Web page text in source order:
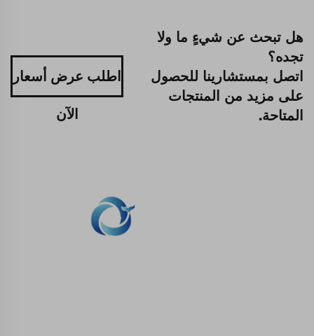
هل تبحث عن شيءٍ ما ولا
تجده؟
اتصل بمستشارينا للحصول
على مزيد من المنتجات
المتاحة.
اطلب عرض أسعار
الآن